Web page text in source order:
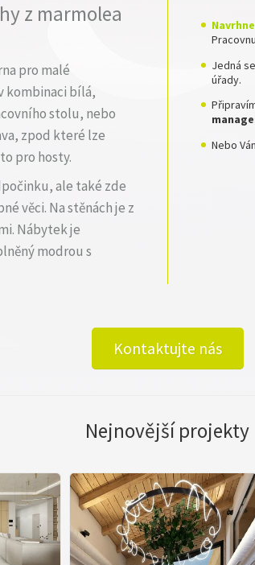
z marmolea
pro malé
kombinaci bílá,
stolu, nebo
zpod které lze
pro hosty.
ale také zde
věci. Na stěnách je z
Nábytek je
modrou s
Jedná
úřady.
Nebo
Kontaktujte nás
Nejnovější projekty